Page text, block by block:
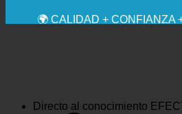
🌍 CALIDAD + CONFIANZA
Directo al conocimiento